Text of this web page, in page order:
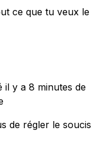
ce que tu veux le
il y a 8 minutes de
de régler le soucis